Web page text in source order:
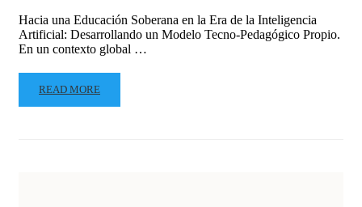
Hacia una Educación Soberana en la Era de la Inteligencia
Artificial: Desarrollando un Modelo Tecno-Pedagógico Propio.
En un contexto global …
READ MORE